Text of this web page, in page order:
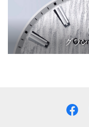
グラ